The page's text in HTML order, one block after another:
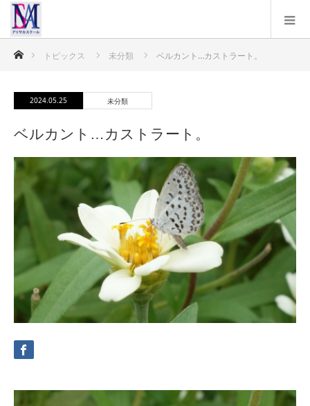
ホームトピックス 未分類 ベルカント…カストラート。
2024.05.25 未分類
ベルカント…カストラート。